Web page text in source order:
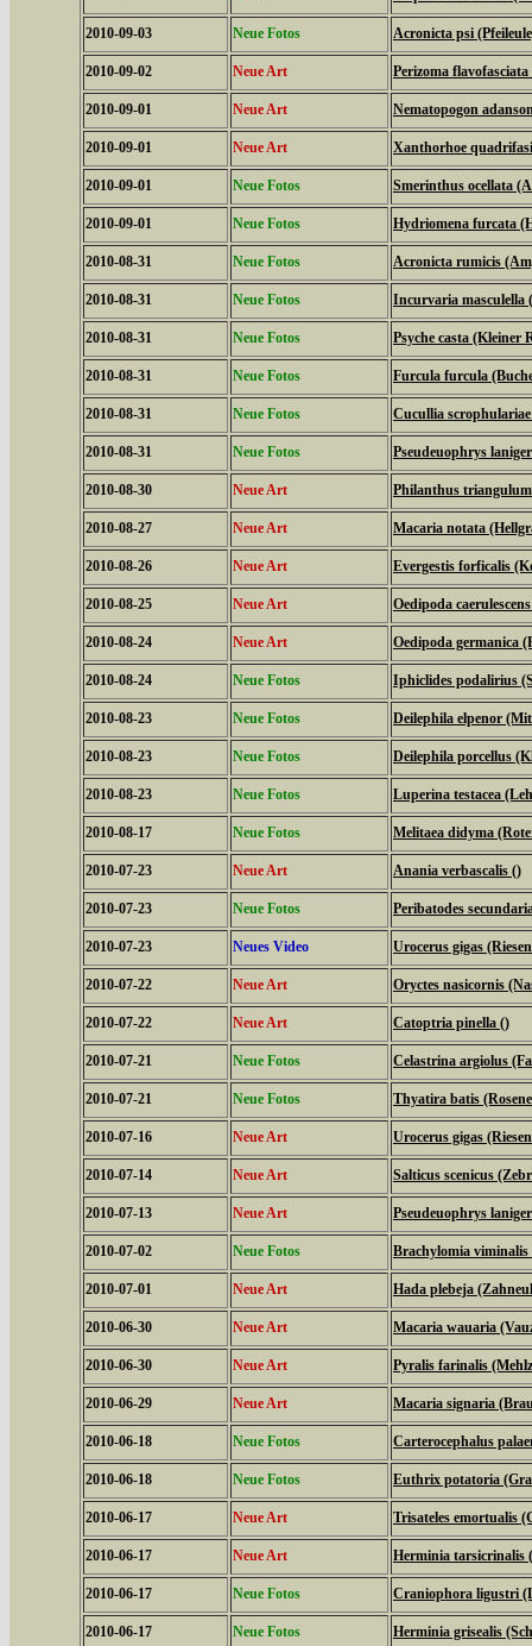
2010-09-03 Neue Fotos Acronicta psi
2010-09-02 Neue Art Perizoma
2010-09-01 Neue Art Nematopogon
2010-09-01 Neue Art Xanthorhoe
2010-09-01 Neue Fotos Smerinthus ocellata
2010-09-01 Neue Fotos Hydriomena furcata
2010-08-31 Neue Fotos Acronicta rumicis
2010-08-31 Neue Fotos Incurvaria masculella
2010-08-31 Neue Fotos Psyche casta (Kleiner
2010-08-31 Neue Fotos Furcula furcula
2010-08-31 Neue Fotos Cucullia
2010-08-31 Neue Fotos Pseudeuophrys
2010-08-30 Neue Art Philanthus
2010-08-27 Neue Art Macaria notata
2010-08-26 Neue Art Evergestis forficalis
2010-08-25 Neue Art Oedipoda
2010-08-24 Neue Art Oedipoda germanica
2010-08-24 Neue Fotos Iphiclides podalirius
2010-08-23 Neue Fotos Deilephila elpenor
2010-08-23 Neue Fotos Deilephila porcellus
2010-08-23 Neue Fotos Luperina testacea
2010-08-17 Neue Fotos Melitaea didyma
2010-07-23 Neue Art Anania verbascalis ()
2010-07-23 Neue Fotos Peribatodes
2010-07-23 Neues Video Urocerus gigas
2010-07-22 Neue Art Oryctes nasicornis
2010-07-22 Neue Art Catoptria pinella ()
2010-07-21 Neue Fotos Celastrina argiolus
2010-07-21 Neue Fotos Thyatira batis
2010-07-16 Neue Art Urocerus gigas
2010-07-14 Neue Art Salticus scenicus
2010-07-13 Neue Art Pseudeuophrys
2010-07-02 Neue Fotos Brachylomia viminalis
2010-07-01 Neue Art Hada plebeja
2010-06-30 Neue Art Macaria wauaria
2010-06-30 Neue Art Pyralis farinalis
2010-06-29 Neue Art Macaria signaria
2010-06-18 Neue Fotos Carterocephalus
2010-06-18 Neue Fotos Euthrix potatoria
2010-06-17 Neue Art Trisateles emortualis
2010-06-17 Neue Art Herminia tarsicrinalis
2010-06-17 Neue Fotos Craniophora ligustri
2010-06-17 Neue Fotos Herminia grisealis